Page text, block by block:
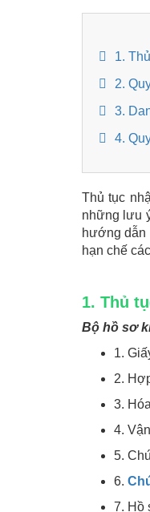
1.
2.
3.
4.
Thủ tục
những lưu
hướng dẫn
hạn chế
1. Thủ
Bộ hồ sơ
1.
2.
3.
4.
5.
6.
7. Hồ